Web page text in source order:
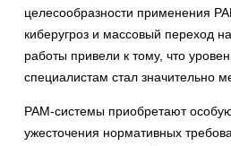
целесообразности применения
киберугроз и массовый переход
работы привели к тому, что
специалистам стал значительно
PAM-системы приобретают
ужесточения нормативных